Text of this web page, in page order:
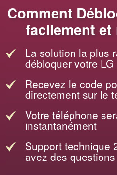
Comment
facilement et
La solution la plus
débloquer votre LG
Recevez le code
directement sur le
Votre téléphone
instantanément
Support technique
avez des questions